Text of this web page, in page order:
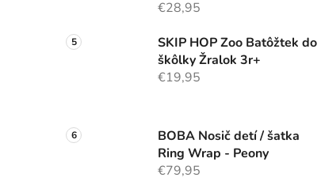
€28,95
SKIP HOP Zoo Batôžtek do
škôlky Žralok 3r+
€19,95
BOBA Nosič detí / šatka
Ring Wrap - Peony
€79,95